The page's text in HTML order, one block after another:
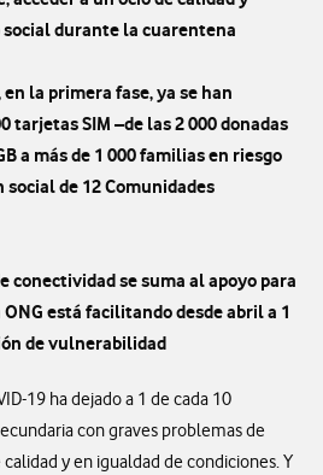
durante la cuarentena
la primera fase, ya se han
tarjetas SIM –de las 2 000 donadas
a más de 1 000 familias en riesgo
de 12 Comunidades
conectividad se suma al apoyo para
está facilitando desde abril a 1
de vulnerabilidad
19 ha dejado a 1 de cada 10
con graves problemas de
y en igualdad de condiciones. Y